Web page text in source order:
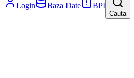
Login
Baza Date BPI
Cauta